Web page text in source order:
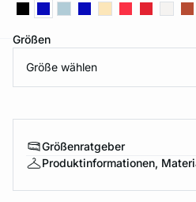
Größen
Größe wählen
Größenratgeber
Produktinformationen,